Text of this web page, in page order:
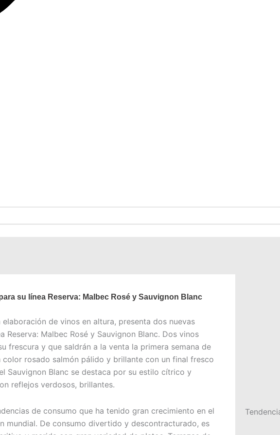
su línea Reserva: Malbec Rosé y Sauvignon Blanc
de vinos en altura, presenta dos nuevas
Reserva: Malbec Rosé y Sauvignon Blanc. Dos vinos
frescura y que saldrán a la venta la primera semana de
rosado salmón pálido y brillante con un final fresco
Sauvignon Blanc se destaca por su estilo cítrico y
reflejos verdosos, brillantes.
de consumo que ha tenido gran crecimiento en el
mundial. De consumo divertido y descontracturado, es